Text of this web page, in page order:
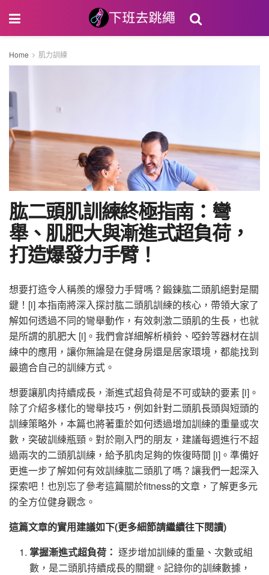
Home 肌力訓練
肱二頭肌訓練終極指南：彎
舉、肌肥大與漸進式超負荷，
打造爆發力手臂！
想要打造令人稱羨的爆發力手臂嗎？鍛鍊肱二頭肌絕對是關
鍵！[i] 本指南將深入探討肱二頭肌訓練的核心，帶領大家了
解如何透過不同的彎舉動作，有效刺激二頭肌的生長，也就
是所謂的肌肥大 [i]。我們會詳細解析槓鈴、啞鈴等器材在訓
練中的應用，讓你無論是在健身房還是居家環境，都能找到
最適合自己的訓練方式。
想要讓肌肉持續成長，漸進式超負荷是不可或缺的要素 [i]。
除了介紹多樣化的彎舉技巧，例如針對二頭肌長頭與短頭的
訓練策略外，本篇也將著重於如何透過增加訓練的重量或次
數，突破訓練瓶頸。對於剛入門的朋友，建議每週進行不超
過兩次的二頭肌訓練，給予肌肉足夠的恢復時間 [i]。準備好
更進一步了解如何有效訓練肱二頭肌了嗎？讓我們一起深入
探索吧！也別忘了參考這篇關於fitness的文章，了解更多元
的全方位健身觀念。
這篇文章的實用建議如下(更多細節請繼續往下閱讀)
掌握漸進式超負荷： 逐步增加訓練的重量、次數或組
數，是二頭肌持續成長的關鍵。記錄你的訓練數據，